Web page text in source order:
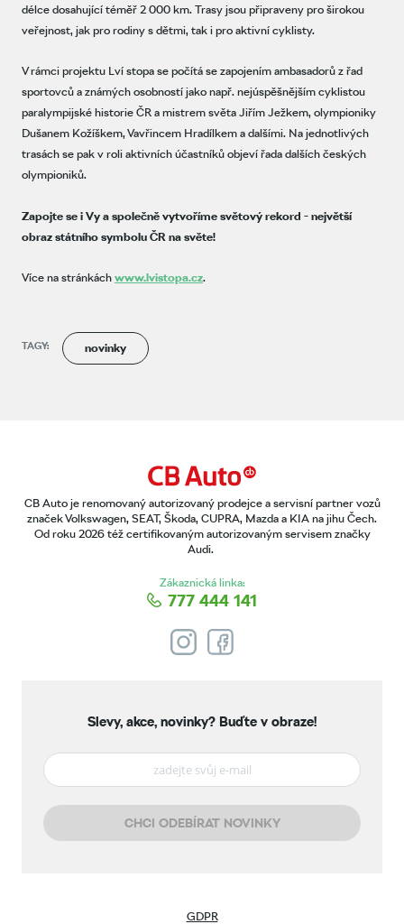
délce dosahující téměř 2 000 km. Trasy jsou připraveny pro širokou
veřejnost, jak pro rodiny s dětmi, tak i pro aktivní cyklisty.
V rámci projektu Lví stopa se počítá se zapojením ambasadorů z řad
sportovců a známých osobností jako např. nejúspěšnějším cyklistou
paralympijské historie ČR a mistrem světa Jiřím Ježkem, olympioniky
Dušanem Kožíškem, Vavřincem Hradílkem a dalšími. Na jednotlivých
trasách se pak v roli aktivních účastníků objeví řada dalších českých
olympioniků.
Zapojte se i Vy a společně vytvoříme světový rekord - největší
obraz státního symbolu ČR na světe!
Více na stránkáchwww.lvistopa.cz.
TAGY: novinky
CB Auto je renomovaný autorizovaný prodejce a servisní partner vozů
značek Volkswagen, SEAT, Škoda, CUPRA, Mazda a KIA na jihu Čech.
Od roku 2026 též certifikovaným autorizovaným servisem značky
Audi.
Zákaznická linka:
777 444 141
Slevy, akce, novinky? Buďte v obraze!
CHCI ODEBÍRAT NOVINKY
GDPR